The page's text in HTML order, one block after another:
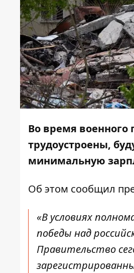
Во время военного
трудоустроены,
минимальную
Об этом сообщил
«В условиях
победы над
Правительство